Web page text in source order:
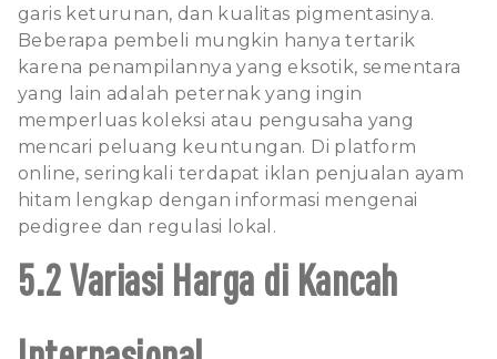
garis keturunan, dan kualitas pigmentasinya.
Beberapa pembeli mungkin hanya tertarik
karena penampilannya yang eksotik, sementara
yang lain adalah peternak yang ingin
memperluas koleksi atau pengusaha yang
mencari peluang keuntungan. Di platform
online, seringkali terdapat iklan penjualan ayam
hitam lengkap dengan informasi mengenai
pedigree dan regulasi lokal.
5.2 Variasi Harga di Kancah